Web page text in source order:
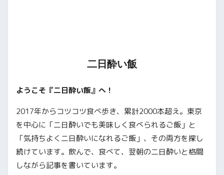
二日酔い飯
ようこそ『二日酔い飯』へ！
2017年からコツコツ食べ歩き、累計2000本超え。東京
を中心に「二日酔いでも美味しく食べられるご飯」と
「気持ちよく二日酔いになれるご飯」、その両方を探し
続けています。飲んで、食べて、翌朝の二日酔いと格闘
しながら記事を書いています。